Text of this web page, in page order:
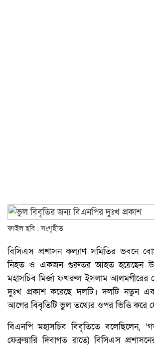
ফাইল ছবি : সংগৃহীত
বিসিএস প্রশাসন কল্যাণ সমিতির ভবনে
নিহত ও একজন গুরুতর আহত হয়েছেন
মহাসচিব মির্জা ফখরুল ইসলাম আলমগীরের
দুঃখ প্রকাশ করেছে দলটি। দলটি নতুন
আগের বিবৃতিটি ভুল তথ্যের ওপর ভিত্তি করে
বিএনপি মহাসচিব বিবৃতিতে বলেছিলেন,
ফেব্রুয়ারি দিবাগত রাতে) বিসিএস